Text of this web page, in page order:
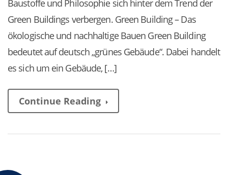
Baustoffe und Philosophie sich hinter dem Trend der
Green Buildings verbergen. Green Building – Das
ökologische und nachhaltige Bauen Green Building
bedeutet auf deutsch „grünes Gebäude“. Dabei handelt
es sich um ein Gebäude, […]
Continue Reading